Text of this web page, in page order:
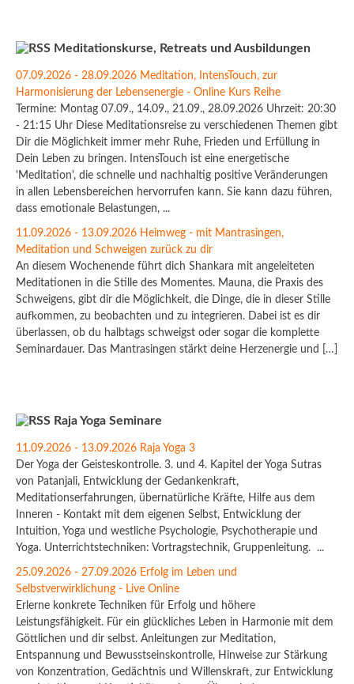
Meditationskurse, Retreats und Ausbildungen
07.09.2026 - 28.09.2026 Meditation, IntensTouch, zur
Harmonisierung der Lebensenergie - Online Kurs Reihe
Termine: Montag 07.09., 14.09., 21.09., 28.09.2026 Uhrzeit: 20:30
- 21:15 Uhr Diese Meditationsreise zu verschiedenen Themen gibt
Dir die Möglichkeit immer mehr Ruhe, Frieden und Erfüllung in
Dein Leben zu bringen. IntensTouch ist eine energetische
'Meditation', die schnelle und nachhaltig positive Veränderungen
in allen Lebensbereichen hervorrufen kann. Sie kann dazu führen,
dass emotionale Belastungen, ...
11.09.2026 - 13.09.2026 Heimweg - mit Mantrasingen,
Meditation und Schweigen zurück zu dir
An diesem Wochenende führt dich Shankara mit angeleiteten
Meditationen in die Stille des Momentes. Mauna, die Praxis des
Schweigens, gibt dir die Möglichkeit, die Dinge, die in dieser Stille
aufkommen, zu beobachten und zu integrieren. Dabei ist es dir
überlassen, ob du halbtags schweigst oder sogar die komplette
Seminardauer. Das Mantrasingen stärkt deine Herzenergie und […]
Raja Yoga Seminare
11.09.2026 - 13.09.2026 Raja Yoga 3
Der Yoga der Geisteskontrolle. 3. und 4. Kapitel der Yoga Sutras
von Patanjali, Entwicklung der Gedankenkraft,
Meditationserfahrungen, übernatürliche Kräfte, Hilfe aus dem
Inneren - Kontakt mit dem eigenen Selbst, Entwicklung der
Intuition, Yoga und westliche Psychologie, Psychotherapie und
Yoga. Unterrichtstechniken: Vortragstechnik, Gruppenleitung. ...
25.09.2026 - 27.09.2026 Erfolg im Leben und
Selbstverwirklichung - Live Online
Erlerne konkrete Techniken für Erfolg und höhere
Leistungsfähigkeit. Für ein glückliches Leben in Harmonie mit dem
Göttlichen und dir selbst. Anleitungen zur Meditation,
Entspannung und Bewusstseinskontrolle, Hinweise zur Stärkung
von Konzentration, Gedächtnis und Willenskraft, zur Entwicklung